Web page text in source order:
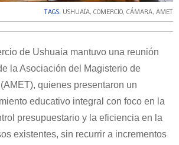
TAGS: USHUAIA, COMERCIO, CÁMARA, AMET
de Ushuaia mantuvo una reunión
la Asociación del Magisterio de
quienes presentaron un
educativo integral con foco en la
presupuestario y la eficiencia en la
existentes, sin recurrir a incrementos